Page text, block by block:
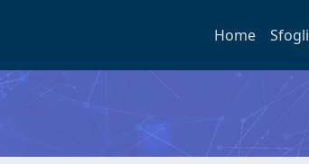
Home